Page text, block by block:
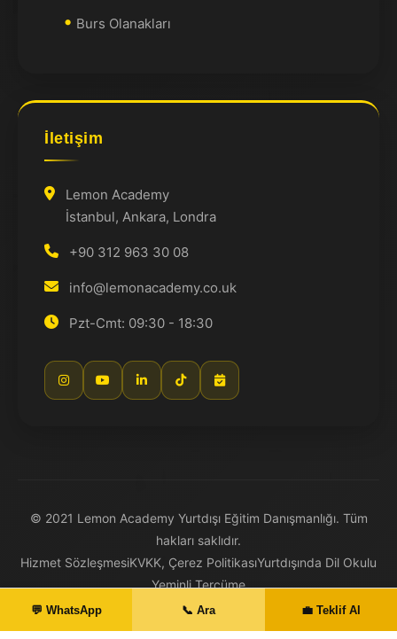
Burs Olanakları
İletişim
Lemon Academy
İstanbul, Ankara, Londra
+90 312 963 30 08
info@lemonacademy.co.uk
Pzt-Cmt: 09:30 - 18:30
© 2021 Lemon Academy Yurtdışı Eğitim Danışmanlığı. Tüm
hakları saklıdır.
Hizmet SözleşmesiKVKK, Çerez PolitikasıYurtdışında Dil Okulu
Yeminli Tercüme
💬 WhatsApp 📞 Ara 💼 Teklif Al